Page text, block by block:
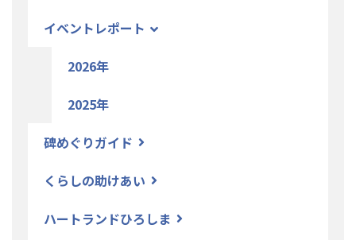
イベントレポート
2026年
2025年
碑めぐりガイド
くらしの助けあい
ハートランドひろしま